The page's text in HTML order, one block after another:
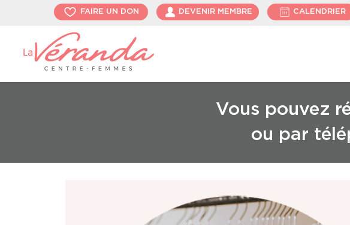
FAIRE UN DON DEVENIR MEMBRE CALENDRIER
Vous pouvez
ou par